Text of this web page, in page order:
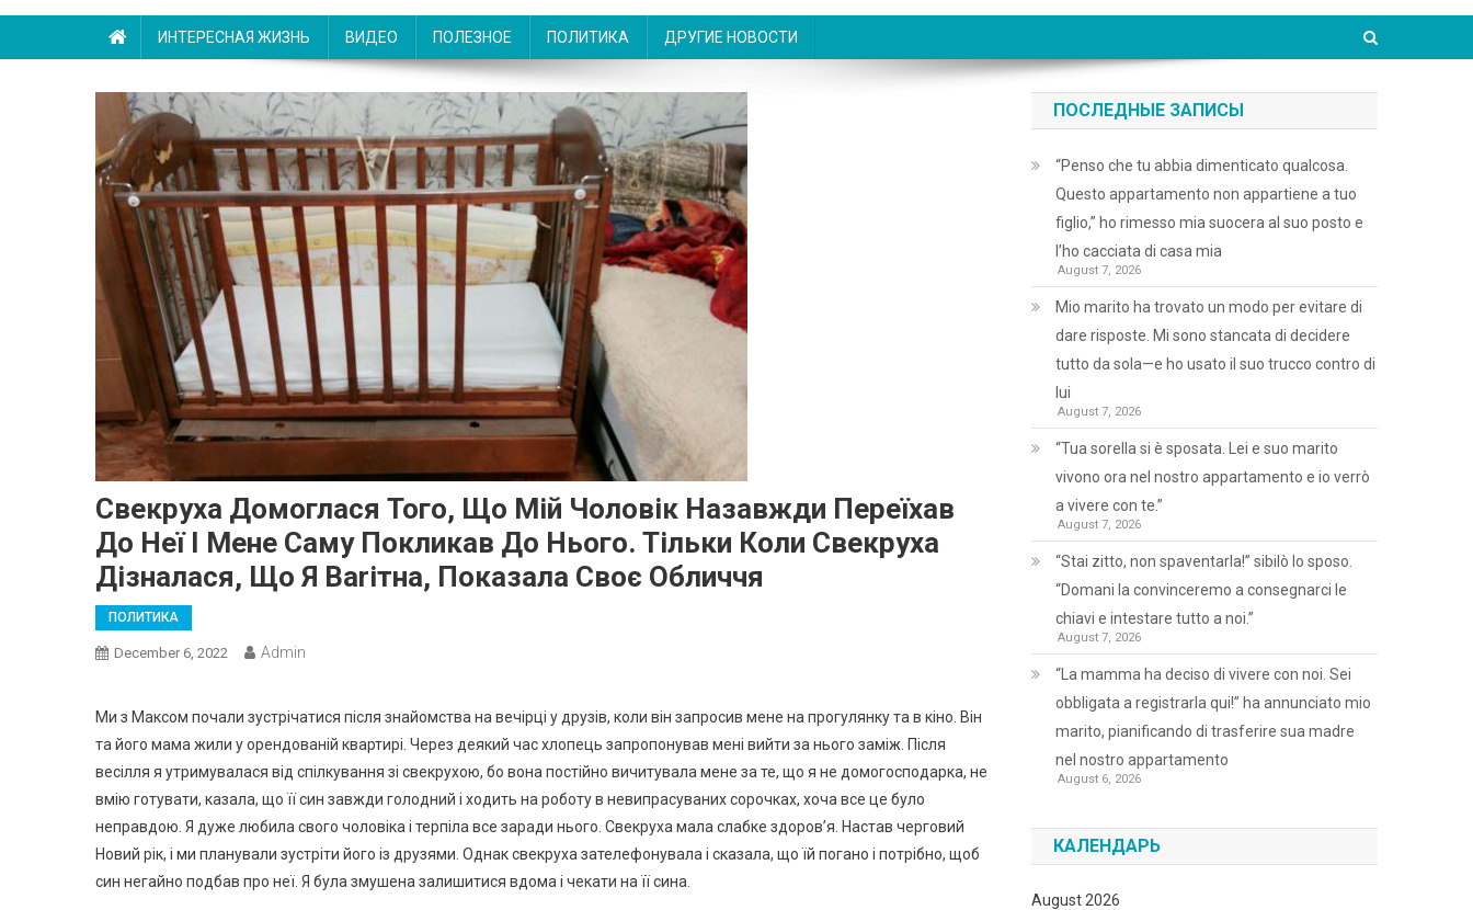
ИНТЕРЕСНАЯ ЖИЗНЬ ВИДЕО ПОЛЕЗНОЕ ПОЛИТИКА ДРУГИЕ НОВОСТИ
Свекруха Домоглася Того, Що Мій Чоловік Назавжди Переїхав
До Неї І Мене Саму Покликав До Нього. Тільки Коли Свекруха
Дізналася, Що Я Ваrітна, Показала Своє Обличчя
ПОЛИТИКА
December 6, 2022 Admin
Ми з Максом почали зустрічатися після знайомства на вечірці у друзів, коли він запросив мене на прогулянку та в кіно. Він
та його мама жили у орендованій квартирі. Через деякий час хлопець запропонував мені вийти за нього заміж. Після
весілля я утримувалася від спілкування зі свекрухою, бо вона постійно вичитувала мене за те, що я не домогосподарка, не
вмію готувати, казала, що її син завжди голодний і ходить на роботу в невипрасуваних сорочках, хоча все це було
неправдою. Я дуже любила свого чоловіка і терпіла все заради нього. Свекруха мала слабке здоров’я. Настав черговий
Новий рік, і ми планували зустріти його із друзями. Однак свекруха зателефонувала і сказала, що їй погано і потрібно, щоб
син негайно подбав про неї. Я була змушена залишитися вдома і чекати на її сина.
ПОСЛЕДНЫЕ ЗАПИСЫ
“Penso che tu abbia dimenticato qualcosa.
Questo appartamento non appartiene a tuo
figlio,” ho rimesso mia suocera al suo posto e
l’ho cacciata di casa mia
August 7, 2026
Mio marito ha trovato un modo per evitare di
dare risposte. Mi sono stancata di decidere
tutto da sola—e ho usato il suo trucco contro di
lui
August 7, 2026
“Tua sorella si è sposata. Lei e suo marito
vivono ora nel nostro appartamento e io verrò
a vivere con te.”
August 7, 2026
“Stai zitto, non spaventarla!” sibilò lo sposo.
“Domani la convinceremo a consegnarci le
chiavi e intestare tutto a noi.”
August 7, 2026
“La mamma ha deciso di vivere con noi. Sei
obbligata a registrarla qui!” ha annunciato mio
marito, pianificando di trasferire sua madre
nel nostro appartamento
August 6, 2026
КАЛЕНДАРЬ
August 2026